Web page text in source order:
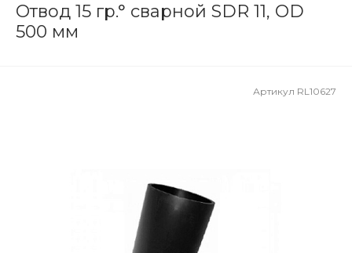
Отвод 15 гр.° сварной SDR 11, OD
500 мм
Артикул RL10627